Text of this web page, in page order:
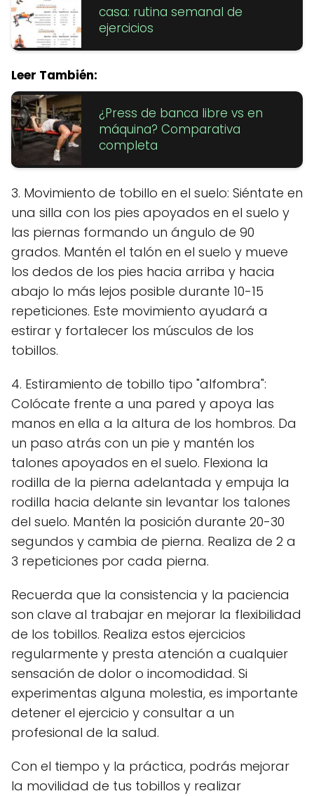
casa: rutina semanal de
ejercicios
Leer También:
¿Press de banca libre vs en
máquina? Comparativa
completa
3. Movimiento de tobillo en el suelo: Siéntate en
una silla con los pies apoyados en el suelo y
las piernas formando un ángulo de 90
grados. Mantén el talón en el suelo y mueve
los dedos de los pies hacia arriba y hacia
abajo lo más lejos posible durante 10-15
repeticiones. Este movimiento ayudará a
estirar y fortalecer los músculos de los
tobillos.
4. Estiramiento de tobillo tipo "alfombra":
Colócate frente a una pared y apoya las
manos en ella a la altura de los hombros. Da
un paso atrás con un pie y mantén los
talones apoyados en el suelo. Flexiona la
rodilla de la pierna adelantada y empuja la
rodilla hacia delante sin levantar los talones
del suelo. Mantén la posición durante 20-30
segundos y cambia de pierna. Realiza de 2 a
3 repeticiones por cada pierna.
Recuerda que la consistencia y la paciencia
son clave al trabajar en mejorar la flexibilidad
de los tobillos. Realiza estos ejercicios
regularmente y presta atención a cualquier
sensación de dolor o incomodidad. Si
experimentas alguna molestia, es importante
detener el ejercicio y consultar a un
profesional de la salud.
Con el tiempo y la práctica, podrás mejorar
la movilidad de tus tobillos y realizar